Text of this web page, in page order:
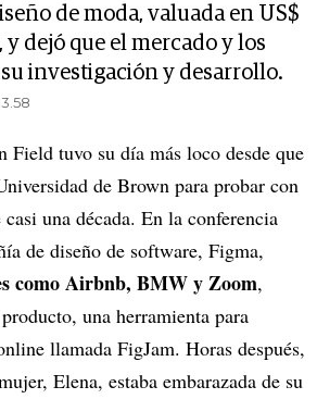
de moda, valuada en US$
dejó que el mercado y los
investigación y desarrollo.
Field tuvo su día más loco desde que
de Brown para probar con
casi una década. En la conferencia
de diseño de software, Figma,
como Airbnb, BMW y Zoom,
una herramienta para
llamada FigJam. Horas después,
Elena, estaba embarazada de su